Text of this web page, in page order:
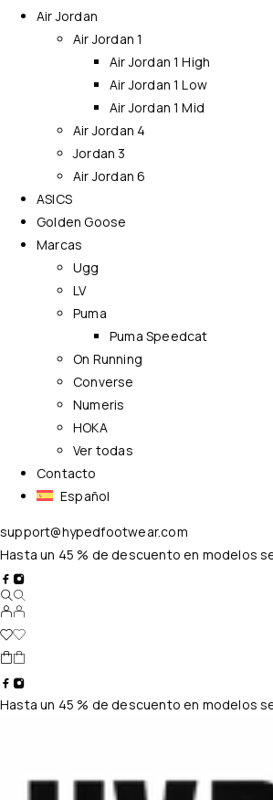
Air Jordan
Air Jordan 1
Air Jordan 1 High
Air Jordan 1 Low
Air Jordan 1 Mid
Air Jordan 4
Jordan 3
Air Jordan 6
ASICS
Golden Goose
Marcas
Ugg
LV
Puma
Puma Speedcat
On Running
Converse
Numeris
HOKA
Ver todas
Contacto
Español
support@hypedfootwear.com
Hasta un 45 % de descuento en modelos
Hasta un 45 % de descuento en modelos